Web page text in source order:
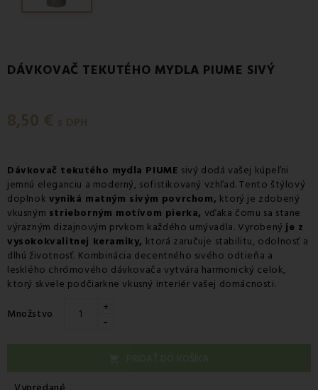
DÁVKOVAČ TEKUTÉHO MYDLA PIUME SIVÝ
8,50 € s DPH
Dávkovač tekutého mydla PIUME sivý dodá vašej kúpeľni
jemnú eleganciu a moderný, sofistikovaný vzhľad. Tento štýlový
doplnok vyniká matným sivým povrchom, ktorý je zdobený
vkusným strieborným motívom pierka, vďaka čomu sa stane
výrazným dizajnovým prvkom každého umývadla. Vyrobený je z
vysokokvalitnej keramiky, ktorá zaručuje stabilitu, odolnosť a
dlhú životnosť. Kombinácia decentného sivého odtieňa a
lesklého chrómového dávkovača vytvára harmonický celok,
ktorý skvele podčiarkne vkusný interiér vašej domácnosti.
Množstvo +
-